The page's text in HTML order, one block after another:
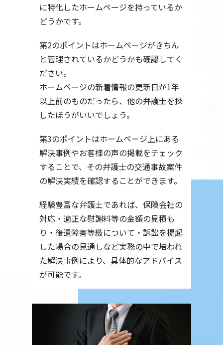
に特化したホームページを持っているか
どうかです。
第2のポイントはホームページがきちん
と管理されているかどうかも確認してく
ださい。
ホームページの新着情報の更新日が1年
以上前のものだったら、他の弁護士を探
したほうがいいでしょう。
第3のポイントはホームページ上にある
解決事例やお客様の声の掲載をチェック
することで、その弁護士の交通事故案件
の解決実績を確認することができます。
経験豊富な弁護士であれば、保険会社の
対応・適正な慰謝料等の金額の見積も
り・後遺障害等級について・訴訟を提起
した場合の見通しなど実務の中で培われ
た解決事例により、具体的なアドバイス
が可能です。